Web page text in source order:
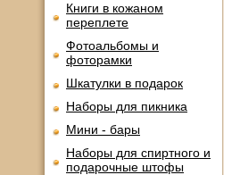
Книги в кожаном
переплете
Фотоальбомы и
фоторамки
Шкатулки в подарок
Наборы для пикника
Мини - бары
Наборы для спиртного и
подарочные штофы